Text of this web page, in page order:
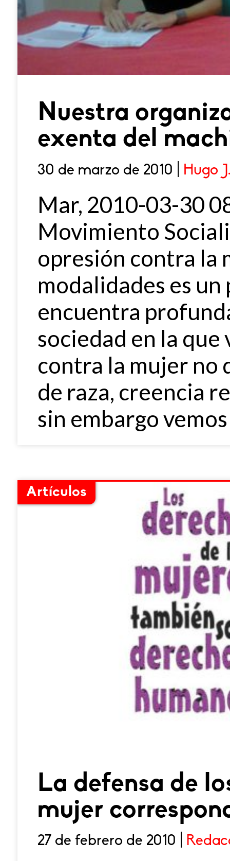
Nuestra
exenta del
30 de marzo de 2010 | Hugo
Mar, 2010-03-30
Movimiento
opresión contra la
modalidades es
encuentra
sociedad en la
contra la mujer no
de raza, creencia
sin embargo
Artículos
La defensa de
mujer
27 de febrero de 2010 |